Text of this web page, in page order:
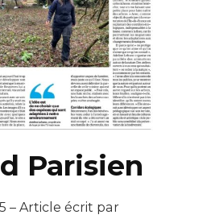
Parisien
– Article écrit par